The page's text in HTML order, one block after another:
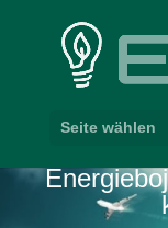
Seite wählen